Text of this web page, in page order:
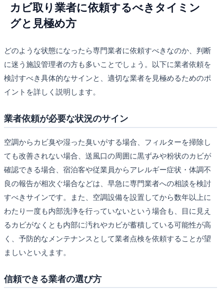
カビ取り業者に依頼するべきタイミン
グと見極め方
どのような状態になったら専門業者に依頼すべきなのか、判断
に迷う施設管理者の方も多いことでしょう。以下に業者依頼を
検討すべき具体的なサインと、適切な業者を見極めるためのポ
イントを詳しく説明します。
業者依頼が必要な状況のサイン
空調からカビ臭や湿った臭いがする場合、フィルターを掃除し
ても改善されない場合、送風口の周囲に黒ずみや粉状のカビが
確認できる場合、宿泊客や従業員からアレルギー症状・体調不
良の報告が相次ぐ場合などは、早急に専門業者への相談を検討
すべきサインです。また、空調設備を設置してから数年以上に
わたり一度も内部洗浄を行っていないという場合も、目に見え
るカビがなくとも内部に汚れやカビが蓄積している可能性が高
く、予防的なメンテナンスとして業者点検を依頼することが望
ましいといえます。
信頼できる業者の選び方